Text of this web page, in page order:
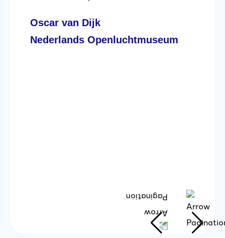
Oscar van Dijk
Nederlands Openluchtmuseum